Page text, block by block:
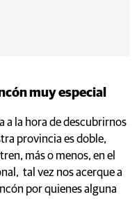
muy especial
a la hora de descubrirnos
provincia es doble,
más o menos, en el
tal vez nos acerque a
por quienes alguna